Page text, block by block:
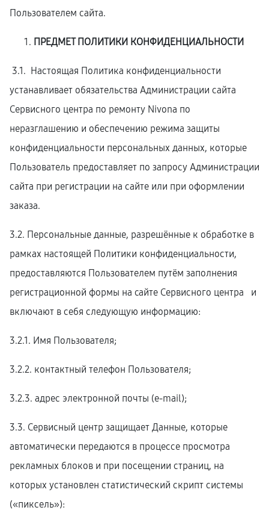
Пользователем сайта.
ПРЕДМЕТ ПОЛИТИКИ КОНФИДЕНЦИАЛЬНОСТИ
3.1. Настоящая Политика конфиденциальности
устанавливает обязательства Администрации сайта
Сервисного центра по ремонту Nivona по
неразглашению и обеспечению режима защиты
конфиденциальности персональных данных, которые
Пользователь предоставляет по запросу Администрации
сайта при регистрации на сайте или при оформлении
заказа.
3.2. Персональные данные, разрешённые к обработке в
рамках настоящей Политики конфиденциальности,
предоставляются Пользователем путём заполнения
регистрационной формы на cайте Сервисного центра и
включают в себя следующую информацию:
3.2.1. Имя Пользователя;
3.2.2. контактный телефон Пользователя;
3.2.3. адрес электронной почты (e-mail);
3.3. Сервисный центр защищает Данные, которые
автоматически передаются в процессе просмотра
рекламных блоков и при посещении страниц, на
которых установлен статистический скрипт системы
(«пиксель»):